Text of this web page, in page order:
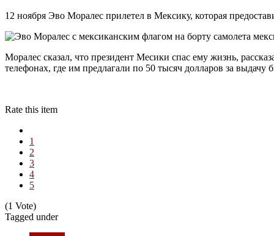
12 ноября Эво Моралес прилетел в Мексику, которая
Моралес сказал, что президент Месики спас ему жизнь,
телефонах, где им предлагали по 50 тысяч долларов за выдачу
Rate this item
1
2
3
4
5
(1 Vote)
Tagged under